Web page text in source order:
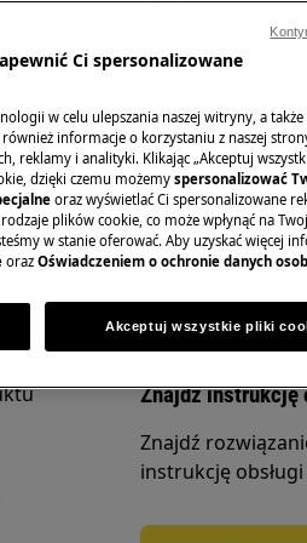
.
Zamów wizytę
W celu
do strony Serwis.
Zarezerwuj
Znajdź instrukcję
Znajdź
instrukcję
Ci spersonalizowane
w celu ulepszania naszej witryny, a także
informacje o korzystaniu z naszej
reklamy i analityki. Klikając „Akceptuj
dzięki czemu możemy spersonalizować
oraz wyświetlać Ci spersonalizowane
plików cookie, co może wpłynąć na
w stanie oferować. Aby uzyskać więcej
oraz Oświadczeniem o ochronie danych
Akceptuj wszystkie pliki